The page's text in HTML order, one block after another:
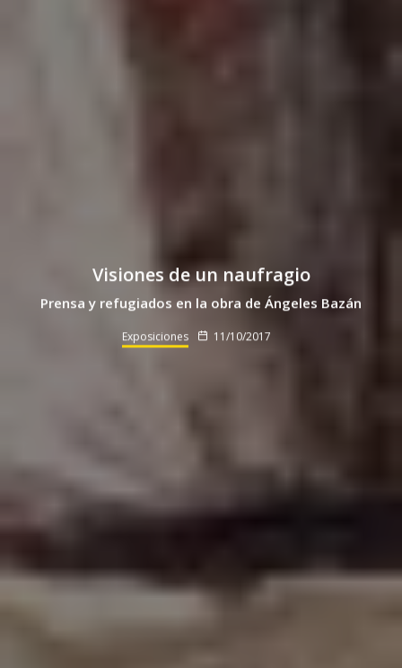
Visiones de un naufragio
Prensa y refugiados en la obra de Ángeles Bazán
Exposiciones 11/10/2017